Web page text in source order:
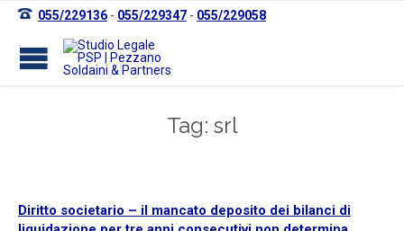
 055/229136 - 055/229347 - 055/229058
Tag: srl
Diritto societario – il mancato deposito dei bilanci di